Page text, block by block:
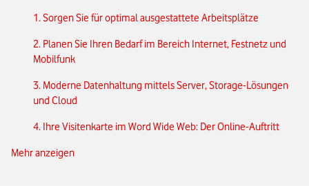
1. Sorgen Sie für optimal ausgestattete Arbeitsplätze
2. Planen Sie Ihren Bedarf im Bereich Internet, Festnetz und
Mobilfunk
3. Moderne Datenhaltung mittels Server, Storage-Lösungen
und Cloud
4. Ihre Visitenkarte im Word Wide Web: Der Online-Auftritt
5. Denken Sie an Tools zur Arbeitsorganisation
Mehr anzeigen